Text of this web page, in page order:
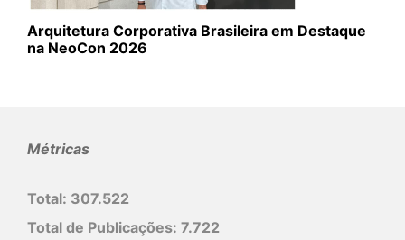
Arquitetura Corporativa Brasileira em Destaque
na NeoCon 2026
Métricas
Total: 307.522
Total de Publicações: 7.722